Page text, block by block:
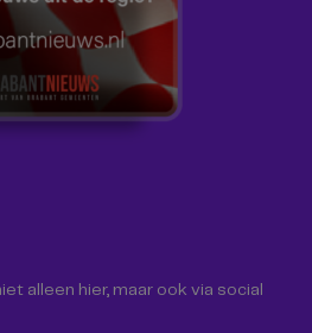
alleen hier, maar ook via social